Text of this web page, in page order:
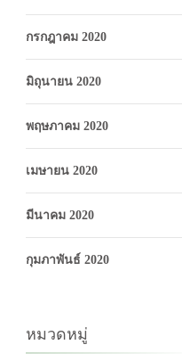
กรกฎาคม 2020
มิถุนายน 2020
พฤษภาคม 2020
เมษายน 2020
มีนาคม 2020
กุมภาพันธ์ 2020
หมวดหมู่